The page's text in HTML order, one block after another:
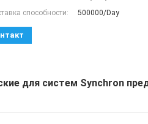
способности:
500000/Day
для систем Synchron